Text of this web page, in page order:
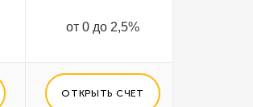
от 0 до 2,5%
ОТКРЫТЬ СЧЕТ